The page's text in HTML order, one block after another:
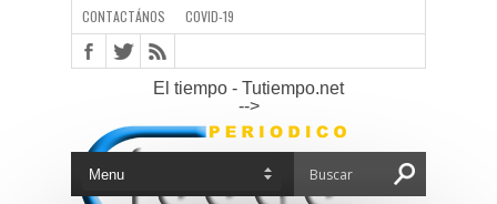
CONTACTÁNOS COVID-19
El tiempo - Tutiempo.net
-->